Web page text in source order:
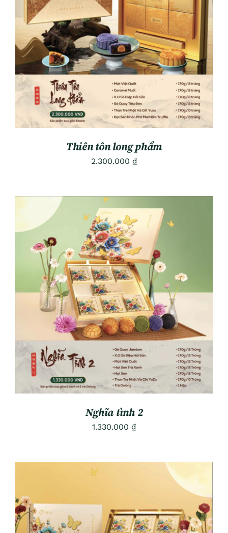
ADD TO CART
/
DETAILS
Thiên tôn long phẩm
2.300.000 ₫
ADD TO CART
/
DETAILS
Nghĩa tình 2
1.330.000 ₫